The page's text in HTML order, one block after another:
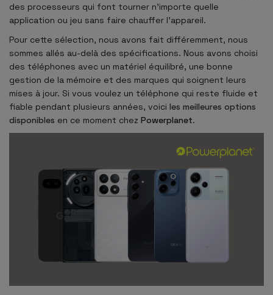
des processeurs qui font tourner n'importe quelle
application ou jeu sans faire chauffer l'appareil.
Pour cette sélection, nous avons fait différemment, nous
sommes allés au-delà des spécifications. Nous avons choisi
des téléphones avec un matériel équilibré, une bonne
gestion de la mémoire et des marques qui soignent leurs
mises à jour. Si vous voulez un téléphone qui reste fluide et
fiable pendant plusieurs années, voici les meilleures options
disponibles en ce moment chez Powerplanet.